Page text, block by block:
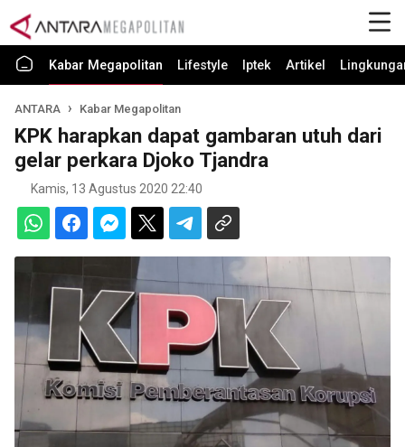
Kabar Megapolitan Lifestyle Iptek Artikel
ANTARA Kabar Megapolitan
KPK harapkan dapat gambaran utuh dari
gelar perkara Djoko Tjandra
Kamis, 13 Agustus 2020 22:40